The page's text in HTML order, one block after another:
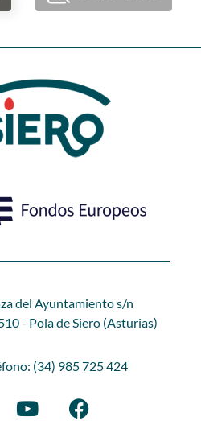
del Ayuntamiento s/n
- Pola de Siero (Asturias)
(34) 985 725 424